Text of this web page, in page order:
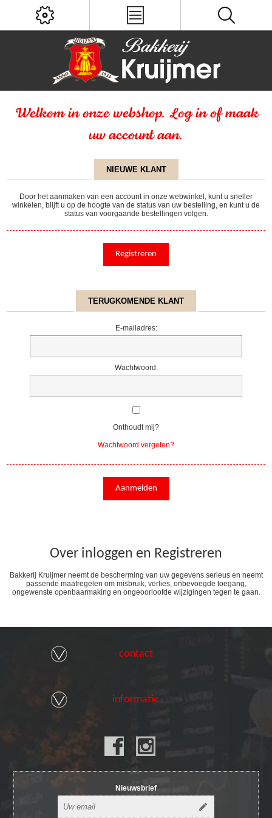
Welkom in onze webshop. Log in of maak
uw account aan.
NIEUWE KLANT
Door het aanmaken van een account in onze webwinkel, kunt u sneller
winkelen, blijft u op de hoogte van de status van uw bestelling, en kunt u de
status van voorgaande bestellingen volgen.
TERUGKOMENDE KLANT
E-mailadres:
Wachtwoord:
Onthoudt mij?
Wachtwoord vergeten?
Over inloggen en Registreren
Bakkerij Kruijmer neemt de bescherming van uw gegevens serieus en neemt
passende maatregelen om misbruik, verlies, onbevoegde toegang,
ongewenste openbaarmaking en ongeoorloofde wijzigingen tegen te gaan.
contact
informatie
Nieuwsbrief